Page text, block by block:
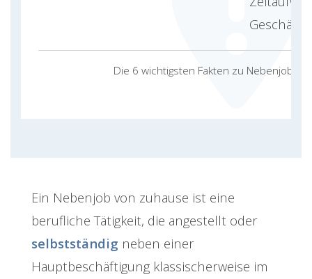
Die 6 wichtigsten Fakten zu Nebenjobs
Ein Nebenjob von zuhause ist eine
berufliche Tätigkeit, die angestellt oder
selbstständig neben einer
Hauptbeschäftigung klassischerweise im